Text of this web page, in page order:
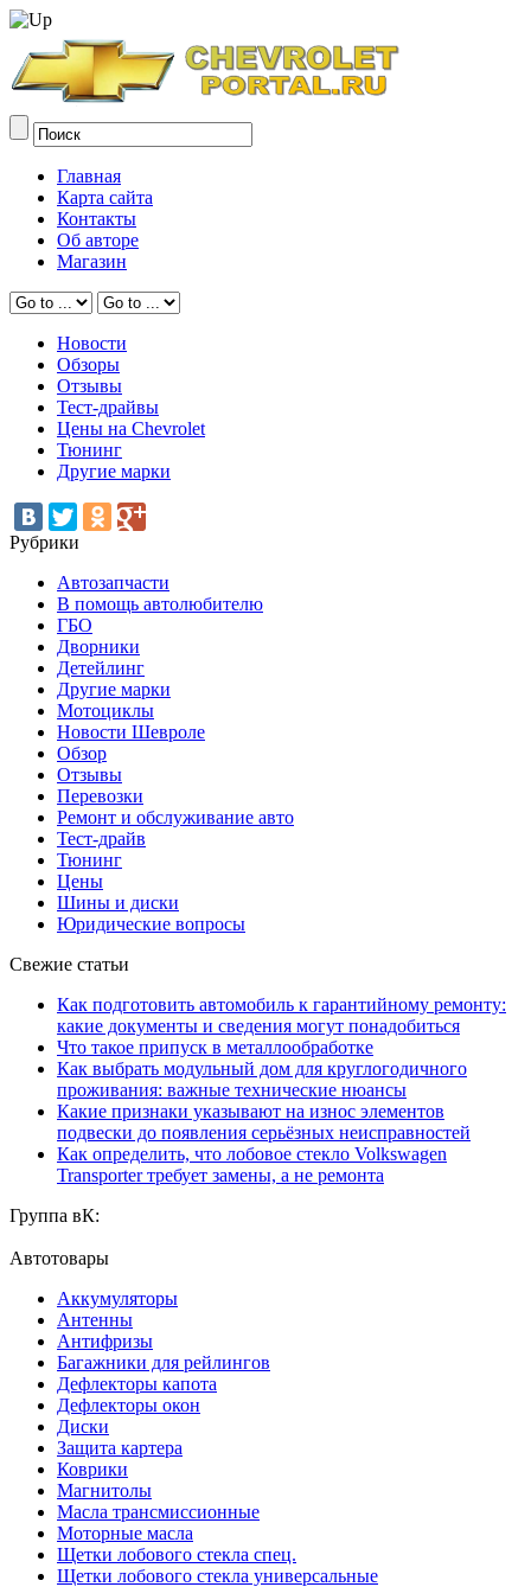
Главная
Карта сайта
Контакты
Об авторе
Магазин
Новости
Обзоры
Отзывы
Тест-драйвы
Цены на Chevrolet
Тюнинг
Другие марки
Рубрики
Автозапчасти
В помощь автолюбителю
ГБО
Дворники
Детейлинг
Другие марки
Мотоциклы
Новости Шевроле
Обзор
Отзывы
Перевозки
Ремонт и обслуживание авто
Тест-драйв
Тюнинг
Цены
Шины и диски
Юридические вопросы
Свежие статьи
Как подготовить автомобиль к гарантийному ремонту:
какие документы и сведения могут понадобиться
Что такое припуск в металлообработке
Как выбрать модульный дом для круглогодичного
проживания: важные технические нюансы
Какие признаки указывают на износ элементов
подвески до появления серьёзных неисправностей
Как определить, что лобовое стекло Volkswagen
Transporter требует замены, а не ремонта
Группа вК:
Автотовары
Аккумуляторы
Антенны
Антифризы
Багажники для рейлингов
Дефлекторы капота
Дефлекторы окон
Диски
Защита картера
Коврики
Магнитолы
Масла трансмиссионные
Моторные масла
Щетки лобового стекла спец.
Щетки лобового стекла универсальные